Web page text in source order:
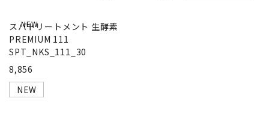
NEW
スパトリートメント 生酵素
PREMIUM 111
SPT_NKS_111_30
8,856
NEW